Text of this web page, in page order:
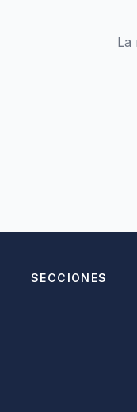
La
SECCIONES